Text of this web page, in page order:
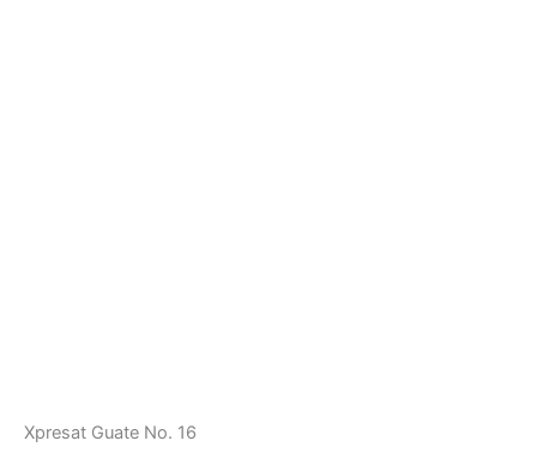
Xpresat Guate No. 16